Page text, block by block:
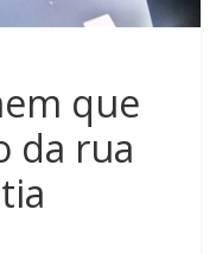
que
da rua